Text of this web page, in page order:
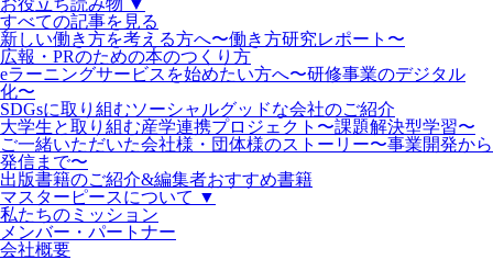
お役立ち読み物 ▼
すべての記事を見る
新しい働き方を考える方へ〜働き方研究レポート〜
広報・PRのための本のつくり方
eラーニングサービスを始めたい方へ〜研修事業のデジタル
化〜
SDGsに取り組むソーシャルグッドな会社のご紹介
大学生と取り組む産学連携プロジェクト〜課題解決型学習〜
ご一緒いただいた会社様・団体様のストーリー〜事業開発から
発信まで〜
出版書籍のご紹介&編集者おすすめ書籍
マスターピースについて ▼
私たちのミッション
メンバー・パートナー
会社概要